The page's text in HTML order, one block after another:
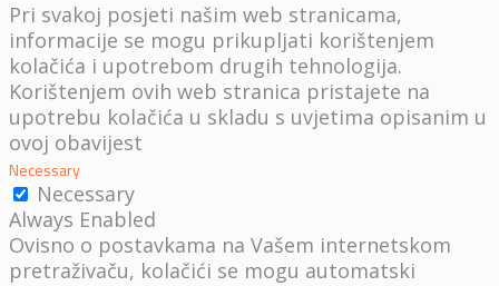
Pri svakoj posjeti našim web stranicama,
informacije se mogu prikupljati korištenjem
kolačića i upotrebom drugih tehnologija.
Korištenjem ovih web stranica pristajete na
upotrebu kolačića u skladu s uvjetima opisanim u
ovoj obavijest
Necessary
Necessary
Always Enabled
Ovisno o postavkama na Vašem internetskom
pretraživaču, kolačići se mogu automatski